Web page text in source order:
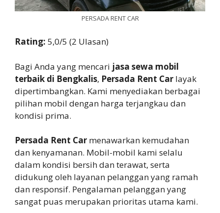
PERSADA RENT CAR
Rating: 5,0/5 (2 Ulasan)
Bagi Anda yang mencari jasa sewa mobil
terbaik di Bengkalis, Persada Rent Car layak
dipertimbangkan. Kami menyediakan berbagai
pilihan mobil dengan harga terjangkau dan
kondisi prima.
Persada Rent Car menawarkan kemudahan
dan kenyamanan. Mobil-mobil kami selalu
dalam kondisi bersih dan terawat, serta
didukung oleh layanan pelanggan yang ramah
dan responsif. Pengalaman pelanggan yang
sangat puas merupakan prioritas utama kami.